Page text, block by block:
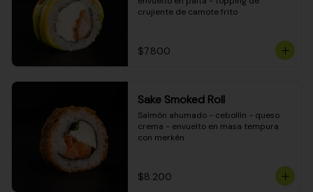
crujiente de camote frito
$7.800
Sake Smoked Roll
Salmón ahumado - cebollín - queso
crema - envuelto en masa tempura
con merkén
$8.200